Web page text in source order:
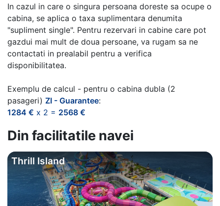
In cazul in care o singura persoana doreste sa ocupe o
cabina, se aplica o taxa suplimentara denumita
"supliment single". Pentru rezervari in cabine care pot
gazdui mai mult de doua persoane, va rugam sa ne
contactati in prealabil pentru a verifica
disponibilitatea.
Exemplu de calcul - pentru o cabina dubla (2
pasageri) ZI - Guarantee:
1284 € x 2 = 2568 €
Din facilitatile navei
Thrill Island